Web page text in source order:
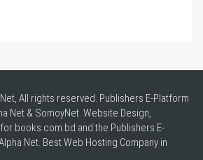
All rights reserved. Publishers E-Platform
Net & SomoyNet. Website Design,
books.com.bd and the Publishers E-
Net. BestWeb Hosting Company in